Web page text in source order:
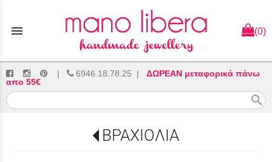
menu (0)
| 6946.18.78.25 | ΔΩΡΕΑΝ μεταφορικά πάνω
απο 55€
search
ΒΡΑΧΙΟΛΙΑ